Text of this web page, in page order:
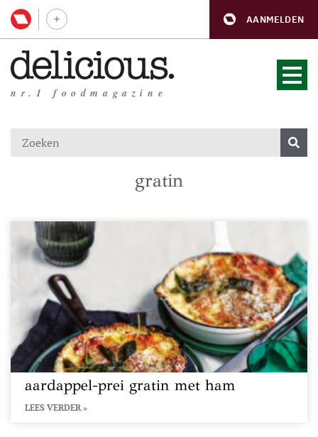
AANMELDEN
nr.1 foodmagazine
gratin
aardappel-prei gratin met ham
LEES VERDER »